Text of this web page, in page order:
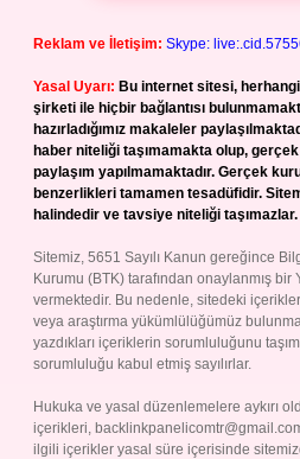
Reklam ve İletişim: Skype:
Yasal Uyarı: Bu internet sitesi,
şirketi ile hiçbir bağlantısı
hazırladığımız makaleler
haber niteliği taşımamakta olup,
paylaşım yapılmamaktadır. Gerçek
benzerlikleri tamamen tesadüfidir.
halindedir ve tavsiye niteliği taşımazlar.
Sitemiz, 5651 Sayılı Kanun gereğince
Kurumu (BTK) tarafından onaylanmış bir
vermektedir. Bu nedenle, sitedeki
veya araştırma yükümlülüğümüz
yazdıkları içeriklerin sorumluluğunu
sorumluluğu kabul etmiş sayılırlar.
Hukuka ve yasal düzenlemelere aykırı
içerikleri,
ilgili içerikler yasal süre içerisinde